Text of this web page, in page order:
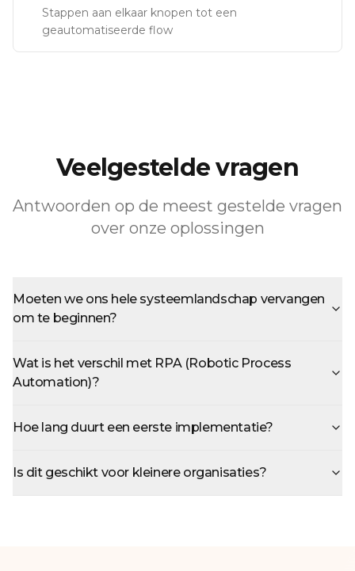
Stappen aan elkaar knopen tot een
geautomatiseerde flow
Veelgestelde vragen
Antwoorden op de meest gestelde vragen
over onze oplossingen
Moeten we ons hele systeemlandschap vervangen
om te beginnen?
Wat is het verschil met RPA (Robotic Process
Automation)?
Hoe lang duurt een eerste implementatie?
Is dit geschikt voor kleinere organisaties?